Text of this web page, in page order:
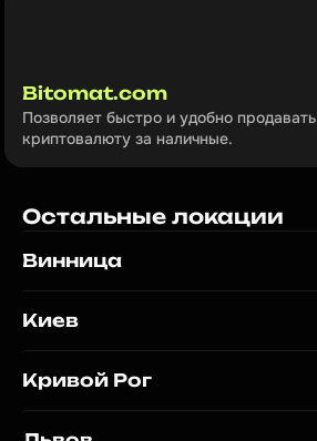
Bitomat.com
Позволяет быстро и удобно
криптовалюту за наличные.
Остальные локации
Винница
Киев
Кривой Рог